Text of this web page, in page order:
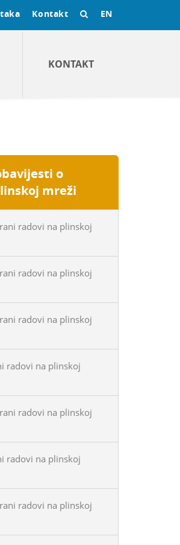
Kontakt EN
KONTAKT
o
mreži
radovi na plinskoj
radovi na plinskoj
radovi na plinskoj
radovi na plinskoj
radovi na plinskoj
radovi na plinskoj
radovi na plinskoj